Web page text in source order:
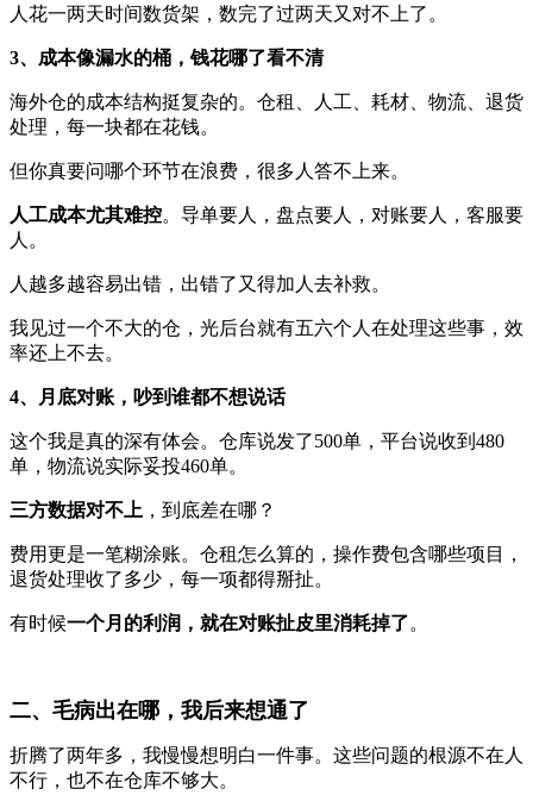
人花一两天时间数货架，数完了过两天又对不上了。
3、成本像漏水的桶，钱花哪了看不清
海外仓的成本结构挺复杂的。仓租、人工、耗材、物流、退货
处理，每一块都在花钱。
但你真要问哪个环节在浪费，很多人答不上来。
人工成本尤其难控。导单要人，盘点要人，对账要人，客服要
人。
人越多越容易出错，出错了又得加人去补救。
我见过一个不大的仓，光后台就有五六个人在处理这些事，效
率还上不去。
4、月底对账，吵到谁都不想说话
这个我是真的深有体会。仓库说发了500单，平台说收到480
单，物流说实际妥投460单。
三方数据对不上 ，到底差在哪？
费用更是一笔糊涂账。仓租怎么算的，操作费包含哪些项目，
退货处理收了多少，每一项都得掰扯。
有时候一个月的利润，就在对账扯皮里消耗掉了。
二、毛病出在哪，我后来想通了
折腾了两年多，我慢慢想明白一件事。这些问题的根源不在人
不行，也不在仓库不够大。